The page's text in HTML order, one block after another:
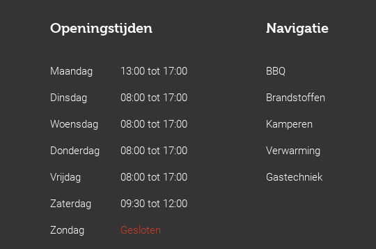
Openingstijden
Maandag
13:00 tot 17:00
Dinsdag
08:00 tot 17:00
Woensdag
08:00 tot 17:00
Donderdag
08:00 tot 17:00
Vrijdag
08:00 tot 17:00
Zaterdag
09:30 tot 12:00
Zondag
Gesloten
Navigatie
BBQ
Brandstoffen
Kamperen
Verwarming
Gastechniek